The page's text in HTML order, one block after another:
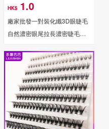
HK$ 1.0
廠家批發一對裝化纖3D眼睫毛
自然濃密眼尾拉長濃密睫毛歐